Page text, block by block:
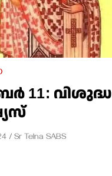
11: വിശുദ്ധ
Sr Telna SABS